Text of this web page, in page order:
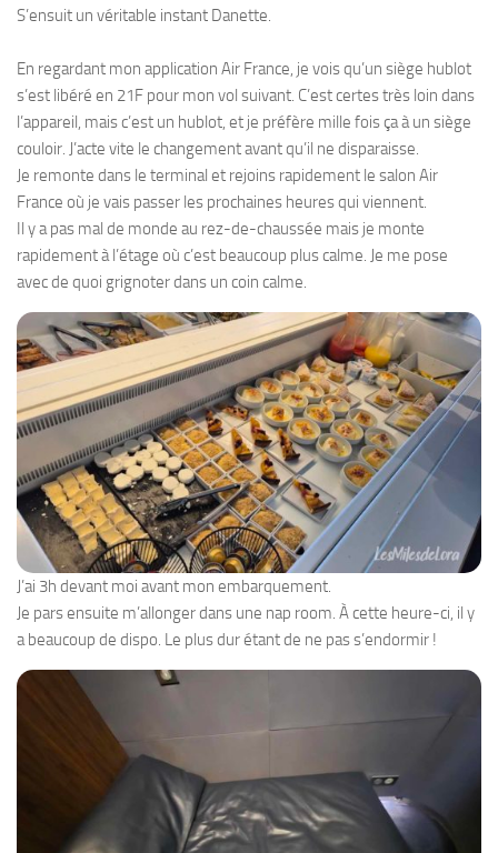
S’ensuit un véritable instant Danette.
En regardant mon application Air France, je vois qu’un siège hublot
s’est libéré en 21F pour mon vol suivant. C’est certes très loin dans
l’appareil, mais c’est un hublot, et je préfère mille fois ça à un siège
couloir. J’acte vite le changement avant qu’il ne disparaisse.
Je remonte dans le terminal et rejoins rapidement le salon Air
France où je vais passer les prochaines heures qui viennent.
Il y a pas mal de monde au rez-de-chaussée mais je monte
rapidement à l’étage où c’est beaucoup plus calme. Je me pose
avec de quoi grignoter dans un coin calme.
J’ai 3h devant moi avant mon embarquement.
Je pars ensuite m’allonger dans une nap room. À cette heure-ci, il y
a beaucoup de dispo. Le plus dur étant de ne pas s’endormir !